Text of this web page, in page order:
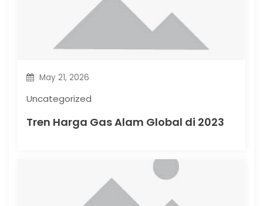
May 21, 2026
Uncategorized
Tren Harga Gas Alam Global di 2023